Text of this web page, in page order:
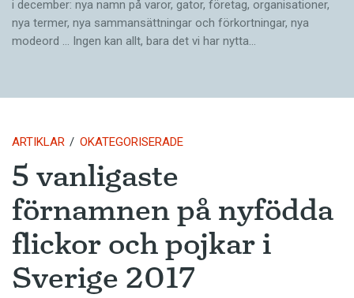
i december: nya namn på varor, gator, företag, organisationer,
nya termer, nya samman­sättningar och förkortningar, nya
modeord … Ingen kan allt, bara det vi har nytta…
ARTIKLAR OKATEGORISERADE
5 vanligaste
förnamnen på nyfödda
flickor och pojkar i
Sverige 2017